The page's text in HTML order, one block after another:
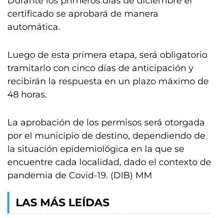
certificado se aprobará de manera
automática.
Luego de esta primera etapa, será obligatorio
tramitarlo con cinco días de anticipación y
recibirán la respuesta en un plazo máximo de
48 horas.
La aprobación de los permisos será otorgada
por el municipio de destino, dependiendo de
la situación epidemiológica en la que se
encuentre cada localidad, dado el contexto de
pandemia de Covid-19. (DIB) MM
LAS MÁS LEÍDAS